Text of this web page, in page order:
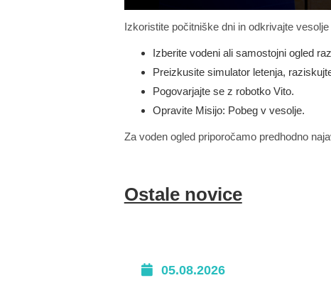
Izkoristite počitniške dni in odkrivajte
Izberite vodeni ali samostojni ogled
Preizkusite simulator letenja,
Pogovarjajte se z robotko Vito.
Opravite Misijo: Pobeg v vesolje.
Za voden ogled priporočamo predhodno
Ostale novice
05.08.2026